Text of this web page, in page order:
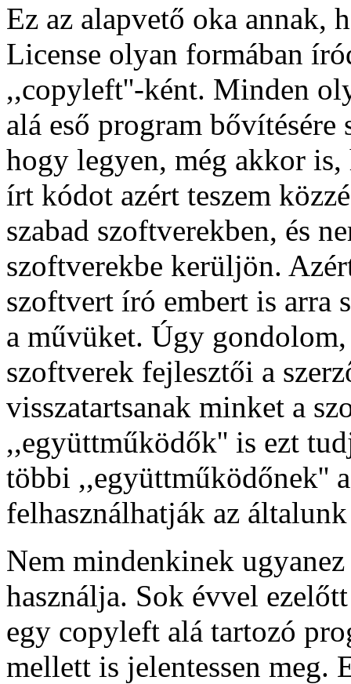
Ez az alapvető oka annak,
License olyan formában
,,copyleft''-ként. Minden
alá eső program
hogy legyen, még akkor
írt kódot azért teszem
szabad szoftverekben, és
szoftverekbe kerüljön.
szoftvert író embert is arra
a művüket. Úgy
szoftverek fejlesztői a
visszatartsanak minket a
,,együttműködők'' is ezt
többi ,,együttműködőnek''
felhasználhatják az
Nem mindenkinek
használja. Sok évvel
egy copyleft alá tartozó
mellett is jelentessen meg.